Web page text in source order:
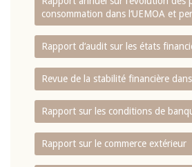
consommation dans l‘UEMOA et
Rapport d‘audit sur les états
Revue de la stabilité financière dans
Rapport sur les conditions de
Rapport sur le commerce extérieur